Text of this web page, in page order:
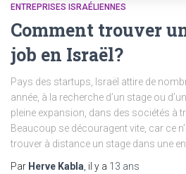
ENTREPRISES ISRAÉLIENNES
Comment trouver
job en Israël?
Pays des startups, Israël attire de
année, à la recherche d’un stage ou
pleine expansion, dans des sociétés à
Beaucoup se découragent vite, car ce
trouver à distance un stage dans une
Par Herve Kabla , il y a 13 ans